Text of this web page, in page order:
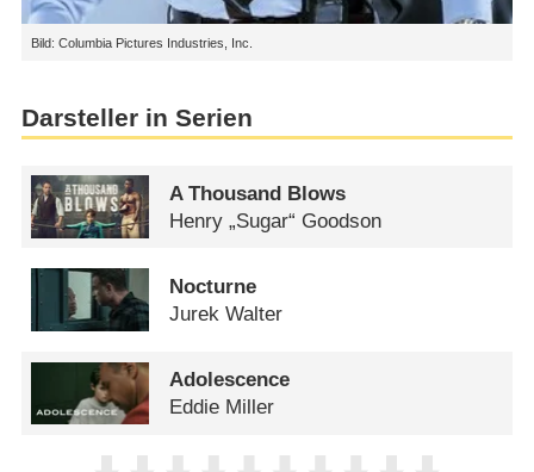
Bild: Columbia Pictures Industries, Inc.
Darsteller in Serien
A Thousand Blows
Henry „Sugar“ Goodson
Nocturne
Jurek Walter
Adolescence
Eddie Miller